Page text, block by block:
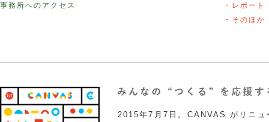
事務所へのアクセス
・レポート
・そのほか
2015年7月7日。CANVAS がリニュ